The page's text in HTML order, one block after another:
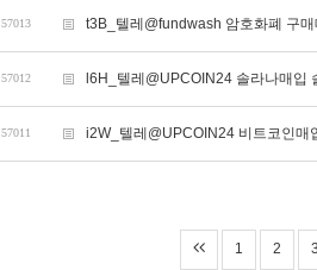
57013 t3B_텔레@fundwash 암호화폐 구
57012 l6H_텔레@UPCOIN24 솔라나매입
57011 i2W_텔레@UPCOIN24 비트코인매
1 2